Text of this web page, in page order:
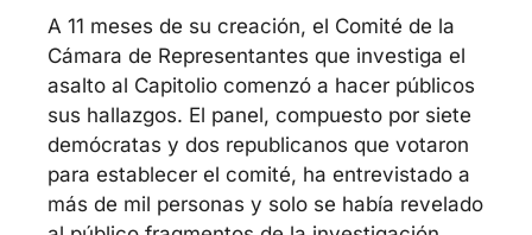
A 11 meses de su creación, el Comité de la
Cámara de Representantes que investiga el
asalto al Capitolio comenzó a hacer públicos
sus hallazgos. El panel, compuesto por siete
demócratas y dos republicanos que votaron
para establecer el comité, ha entrevistado a
más de mil personas y solo se había revelado